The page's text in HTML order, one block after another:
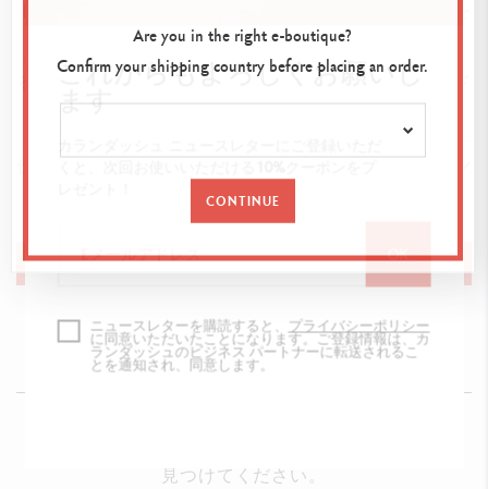
生み出すことができます。
各箱の裏側にはQRコードが付いており、無料で印刷でき
るカワイイ塗り絵ページとステップバイステップ・ガイド
商品詳細
鮮やかで発色の良い色彩
六角形の軸
カードボードボックス
カートに追加
見つけてください。
Are you in the right e-boutique?
Confirm your shipping country before placing an order.
CONTINUE
これからもよろしくお願いし
ます
OK
ニュースレターを購読すると、 プライバシーポリシー
に同意いただいたことになります。ご登録情報は、カ
ランダッシュのビジネス パートナーに転送されるこ
とを通知され、同意します。